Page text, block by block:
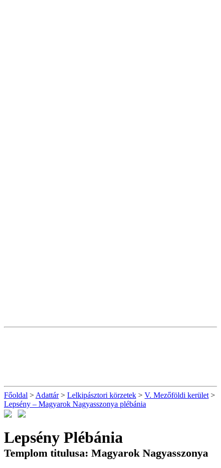
Főoldal > Adattár> Lelkipásztori körzetek > V. Mezőföldi kerület >
Lepsény – Magyarok Nagyasszonya plébánia
Lepsény Plébánia
Templom titulusa: Magyarok Nagyasszonya